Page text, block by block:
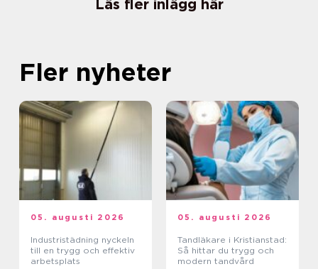
Läs fler inlägg här
Fler nyheter
05. augusti 2026
Industristädning nyckeln
till en trygg och effektiv
arbetsplats
05. augusti 2026
Tandläkare i Kristianstad:
Så hittar du trygg och
modern tandvård